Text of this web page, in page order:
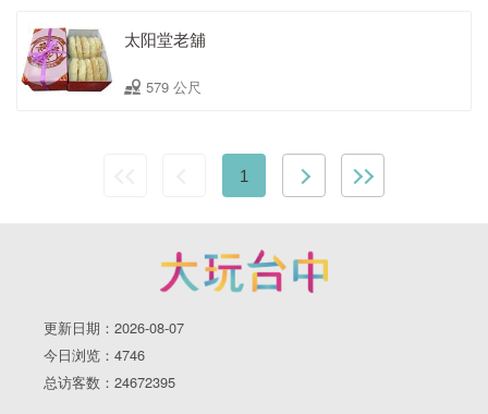
太阳堂老舖
579 公尺
1
更新日期：2026-08-07
今日浏览：4746
总访客数：24672395